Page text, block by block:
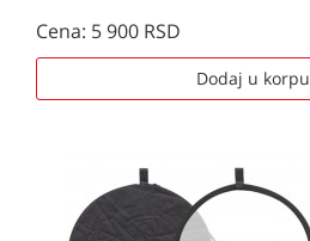
Cena: 5 900 RSD
Dodaj u korpu